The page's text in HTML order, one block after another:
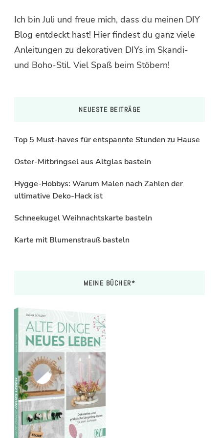
Ich bin Juli und freue mich, dass du meinen DIY
Blog entdeckt hast! Hier findest du ganz viele
Anleitungen zu dekorativen DIYs im Skandi-
und Boho-Stil. Viel Spaß beim Stöbern!
NEUESTE BEITRÄGE
Top 5 Must-haves für entspannte Stunden zu Hause
Oster-Mitbringsel aus Altglas basteln
Hygge-Hobbys: Warum Malen nach Zahlen der
ultimative Deko-Hack ist
Schneekugel Weihnachtskarte basteln
Karte mit Blumenstrauß basteln
MEINE BÜCHER*